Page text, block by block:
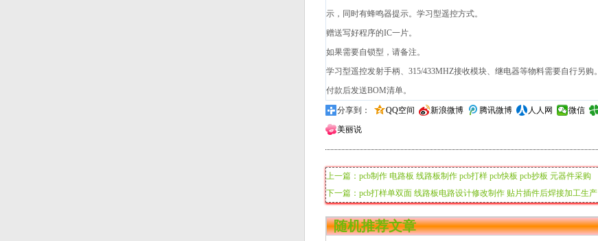
示，同时有蜂鸣器提示。学习型遥控方式。
赠送写好程序的IC一片。
如果需要自锁型，请备注。
学习型遥控发射手柄、315/433MHZ接收模块、继电器等物料需要自行另购。
付款后发送BOM清单。
分享到： QQ空间 新浪微博 腾讯微博 人人网 微信
美丽说
上一篇：pcb制作 电路板 线路板制作 pcb打样 pcb快板 pcb抄板 元器件采购
下一篇：pcb打样单双面 线路板电路设计修改制作 贴片插件后焊接加工生产
随机推荐文章